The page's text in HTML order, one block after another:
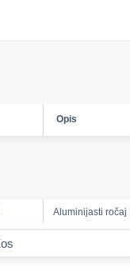
Opis
Aluminijasti ročaj